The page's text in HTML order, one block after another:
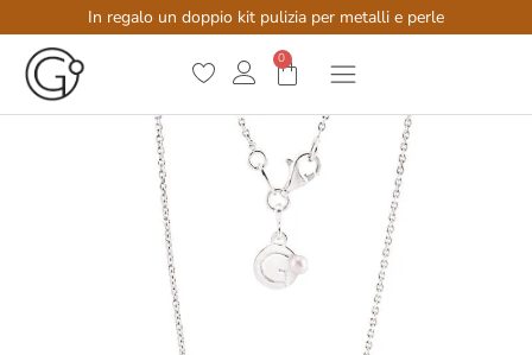
In regalo un doppio kit pulizia per metalli e perle
0